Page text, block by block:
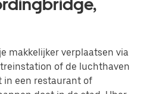
makkelijker verplaatsen via
of de luchthaven
in een restaurant of